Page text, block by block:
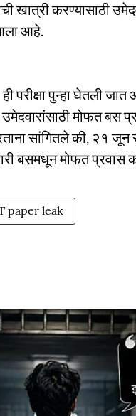
करण्यासाठी
आहे.
परीक्षा पुन्हा घेतली जात
उमेदवारांसाठी मोफत बस
सांगितले की, २१ जून
बसमधून मोफत प्रवास
paper leak